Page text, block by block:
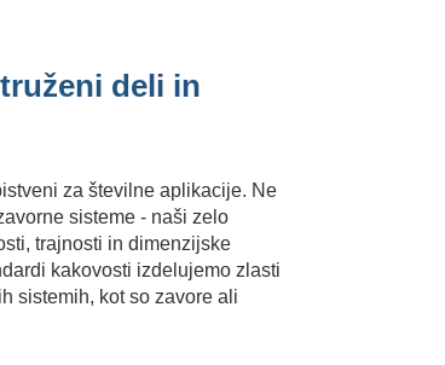
deli in
za številne aplikacije. Ne
sisteme - naši zelo
trajnosti in dimenzijske
kakovosti izdelujemo zlasti
sistemih, kot so zavore ali